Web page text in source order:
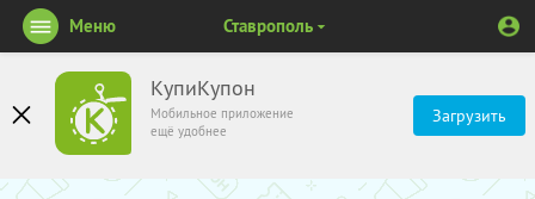
КупиКупон
Мобильное приложение
ещё удобнее
Загрузить
Меню Ставрополь